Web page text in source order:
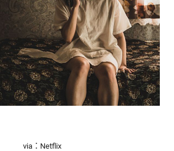
via：Netflix